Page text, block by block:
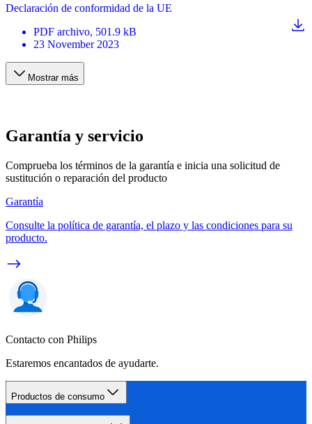
Declaración de conformidad de la UE
PDF archivo, 501.9 kB
23 November 2023
Mostrar más
Garantía y servicio
Comprueba los términos de la garantía e inicia una solicitud de
sustitución o reparación del producto
Garantía
Consulte la política de garantía, el plazo y las condiciones para su
producto.
Contacto con Philips
Estaremos encantados de ayudarte.
Productos de consumo